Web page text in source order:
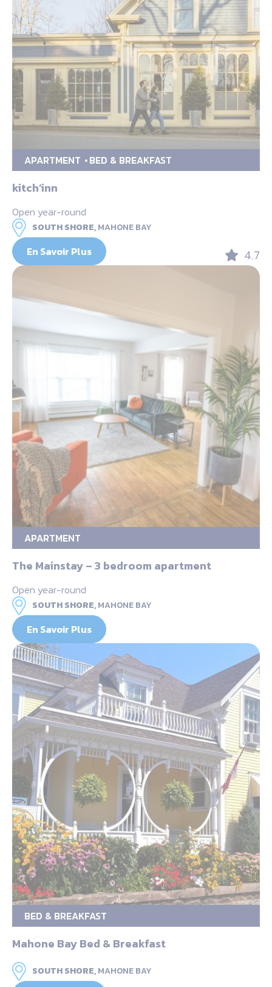
APARTMENT BED & BREAKFAST
kitch’inn
Open year-round
SOUTH SHORE,MAHONE BAY
En Savoir Plus 4.7
APARTMENT
The Mainstay – 3 bedroom apartment
Open year-round
SOUTH SHORE,MAHONE BAY
En Savoir Plus
BED & BREAKFAST
Mahone Bay Bed & Breakfast
SOUTH SHORE,MAHONE BAY